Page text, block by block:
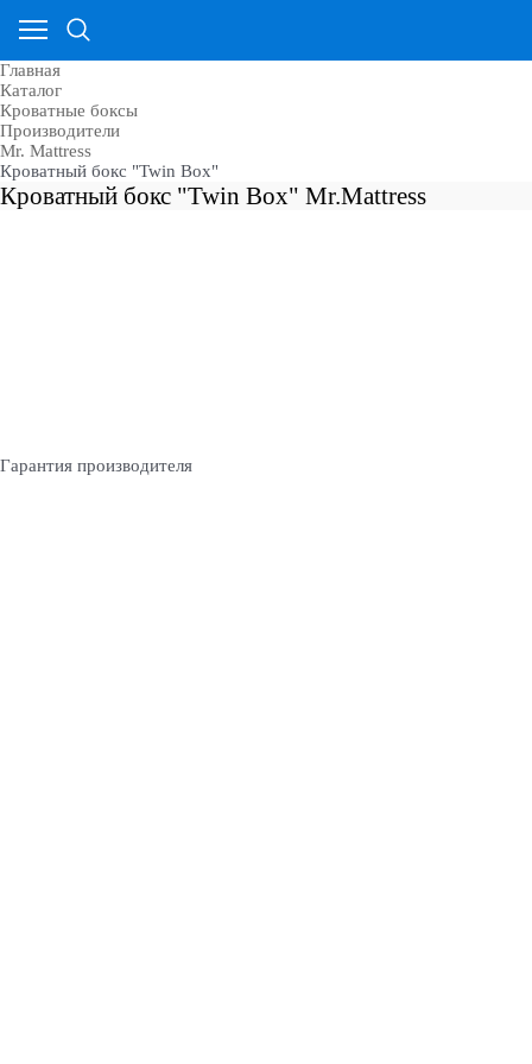
Главная
Каталог
Кроватные боксы
Производители
Mr. Mattress
Кроватный бокс "Twin Box"
Кроватный бокс "Twin Box" Mr.Mattress
Гарантия производителя